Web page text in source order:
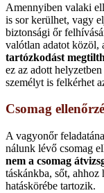
Amennyiben valaki
is sor kerülhet, vagy
biztonsági őr
valótlan adatot közöl,
tartózkodást
ez az adott
személyt is felkérhet
Csomag
A vagyonőr
nálunk lévő csomag
nem a csomag
táskánkba, sőt, ahhoz
hatáskörébe tartozik.